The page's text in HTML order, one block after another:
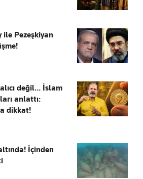
Pezeşkiyan
değil... İslam
anlattı:
dikkat!
İçinden